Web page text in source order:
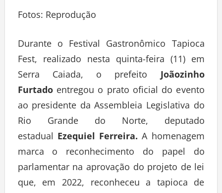
Fotos: Reprodução
Durante o Festival Gastronômico Tapioca
Fest, realizado nesta quinta-feira (11) em
Serra Caiada, o prefeitoJoãozinho
Furtadoentregou o prato oficial do evento
ao presidente da Assembleia Legislativa do
Rio Grande do Norte, deputado
estadual Ezequiel Ferreira. A homenagem
marca o reconhecimento do papel do
parlamentar na aprovação do projeto de lei
que, em 2022, reconheceu a tapioca de